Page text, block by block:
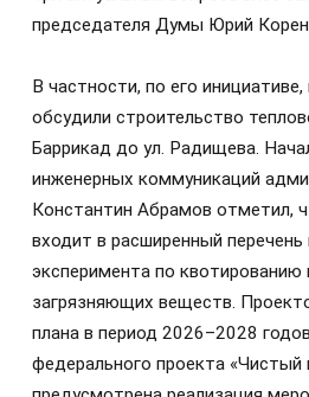
председателя Думы Юрий
В частности, по его
обсудили строительство
Баррикад до ул. Радищева.
инженерных коммуникаций
Константин Абрамов отметил,
входит в расширенный перечень
эксперимента по квотированию
загрязняющих веществ.
плана в период 2026–2028
федерального проекта «Чистый